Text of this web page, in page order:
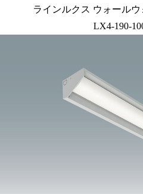
ラインルクス ウォール
LX4-190-